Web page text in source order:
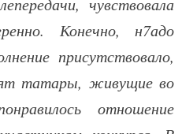
Конечно, н7адо
присутствовало,
татары, живущие во
отношение